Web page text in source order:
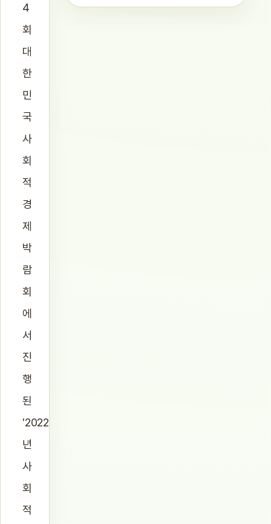
4
회
대
한
민
국
사
회
적
경
제
박
람
회
에
서
진
행
된
'2022
년
사
회
적